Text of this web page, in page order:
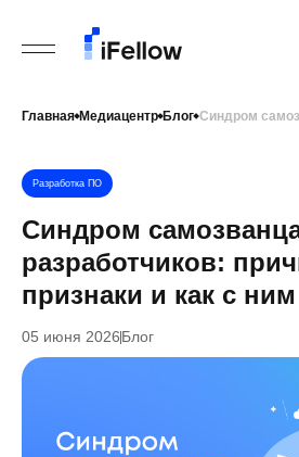
Главная Медиацентр Блог
Синдром
разработчиков:
признаки и как с
Разработка ПО
05 июня 2026Блог